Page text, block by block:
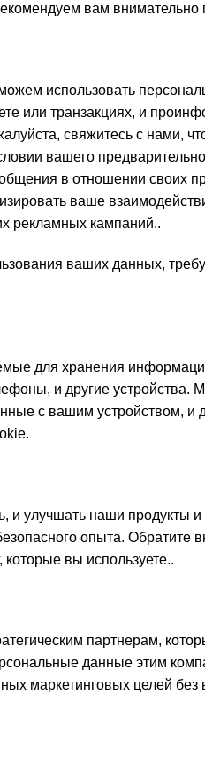
вам внимательно
использовать
или транзакциях, и
свяжитесь с нами,
вашего
в отношении своих
ваше
рекламных кампаний..
ваших данных,
для хранения
и другие
с вашим устройством,
улучшать наши продукты
опыта.
которые вы используете..
партнерам,
данные этим
маркетинговых целей без